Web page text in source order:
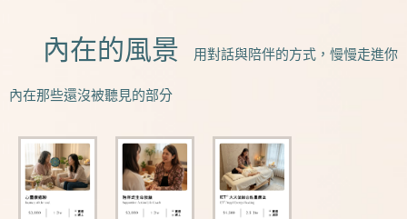
♥️內在的風景 用對話與陪伴的方式，慢慢走進你
內在那些還沒被聽見的部分